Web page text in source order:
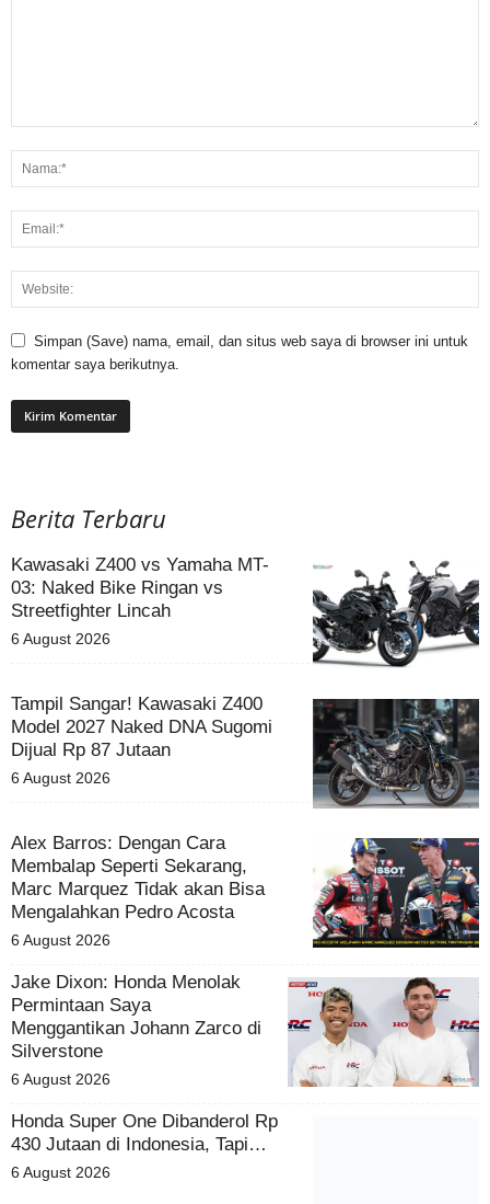
Simpan (Save) nama, email, dan situs web saya di browser ini untuk
komentar saya berikutnya.
Berita Terbaru
Kawasaki Z400 vs Yamaha MT-
03: Naked Bike Ringan vs
Streetfighter Lincah
6 August 2026
Tampil Sangar! Kawasaki Z400
Model 2027 Naked DNA Sugomi
Dijual Rp 87 Jutaan
6 August 2026
Alex Barros: Dengan Cara
Membalap Seperti Sekarang,
Marc Marquez Tidak akan Bisa
Mengalahkan Pedro Acosta
6 August 2026
Jake Dixon: Honda Menolak
Permintaan Saya
Menggantikan Johann Zarco di
Silverstone
6 August 2026
Honda Super One Dibanderol Rp
430 Jutaan di Indonesia, Tapi…
6 August 2026